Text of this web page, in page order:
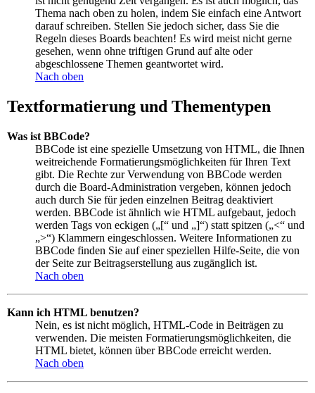
Thema nach oben zu holen, indem Sie einfach eine Antwort
darauf schreiben. Stellen Sie jedoch sicher, dass Sie die
Regeln dieses Boards beachten! Es wird meist nicht gerne
gesehen, wenn ohne triftigen Grund auf alte oder
abgeschlossene Themen geantwortet wird.
Nach oben
Textformatierung und Thementypen
Was ist BBCode?
BBCode ist eine spezielle Umsetzung von HTML, die Ihnen
weitreichende Formatierungsmöglichkeiten für Ihren Text
gibt. Die Rechte zur Verwendung von BBCode werden
durch die Board-Administration vergeben, können jedoch
auch durch Sie für jeden einzelnen Beitrag deaktiviert
werden. BBCode ist ähnlich wie HTML aufgebaut, jedoch
werden Tags von eckigen („[“ und „]“) statt spitzen („<“ und
„>“) Klammern eingeschlossen. Weitere Informationen zu
BBCode finden Sie auf einer speziellen Hilfe-Seite, die von
der Seite zur Beitragserstellung aus zugänglich ist.
Nach oben
Kann ich HTML benutzen?
Nein, es ist nicht möglich, HTML-Code in Beiträgen zu
verwenden. Die meisten Formatierungsmöglichkeiten, die
HTML bietet, können über BBCode erreicht werden.
Nach oben